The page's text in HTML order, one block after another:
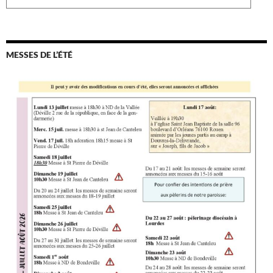
MESSES DE L’ÉTÉ